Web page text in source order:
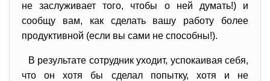
не заслуживает того, чтобы о ней думать!) и
сообщу вам, как сделать вашу работу более
продуктивной (если вы сами не способны!).
В результате сотрудник уходит, успокаивая себя,
что он хотя бы сделал попытку, хотя и не